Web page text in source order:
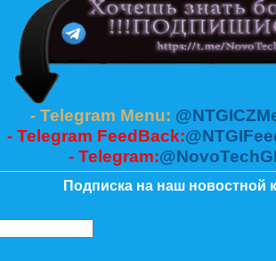
- Telegram Menu:
- Telegram FeedBack:
- Telegram:
Подписка на наш новостной